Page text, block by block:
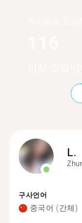
L.
구사언어
중국어 (간체)